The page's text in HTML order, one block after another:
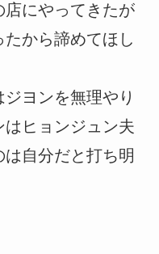
にやってきたが
から諦めてほし
ヨンを無理やり
ヒョンジュン夫
自分だと打ち明